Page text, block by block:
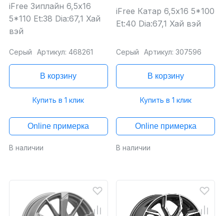
iFree Зиплайн 6,5x16
5*110 Et:38 Dia:67,1 Хай
вэй
Серый Артикул: 468261
В корзину
Купить в 1 клик
Online примерка
В наличии
iFree Катар 6,5x16 5*100
Et:40 Dia:67,1 Хай вэй
Серый Артикул: 307596
В корзину
Купить в 1 клик
Online примерка
В наличии